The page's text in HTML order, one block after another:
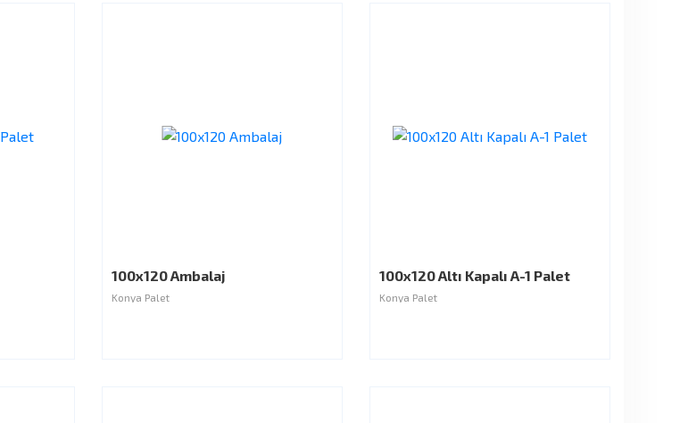
100x120 Ambalaj
Konya Palet
100x120 Altı Kapalı A-1 Palet
Konya Palet